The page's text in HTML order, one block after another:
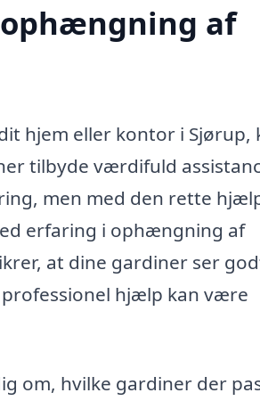
af
hjem eller kontor i Sjørup,
tilbyde værdifuld
men med den rette
erfaring i ophængning af
at dine gardiner ser
hjælp kan være
om, hvilke gardiner der